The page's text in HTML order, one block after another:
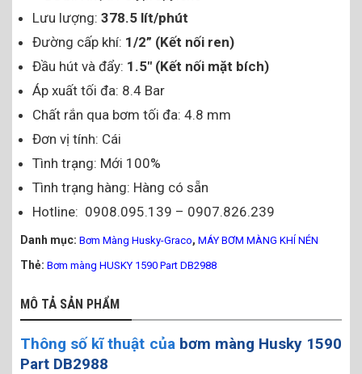
Lưu lượng: 378.5 lít/phút
Đường cấp khí: 1/2” (Kết nối ren)
Đầu hút và đẩy: 1.5″ (Kết nối mặt bích)
Áp xuất tối đa: 8.4 Bar
Chất rắn qua bơm tối đa: 4.8 mm
Đơn vị tính: Cái
Tình trạng: Mới 100%
Tình trạng hàng: Hàng có sẵn
Hotline: 0908.095.139 – 0907.826.239
Danh mục: Bơm Màng Husky-Graco, MÁY BƠM MÀNG KHÍ NÉN
Thẻ: Bơm màng HUSKY 1590 Part DB2988
MÔ TẢ SẢN PHẨM
Thông số kĩ thuật của bơm màng Husky 1590
Part DB2988